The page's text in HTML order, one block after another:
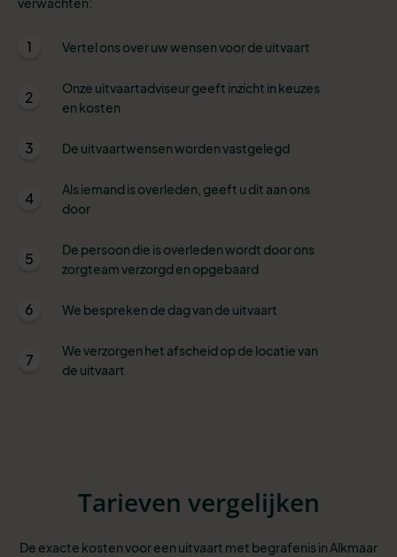
1 Vertel ons over uw wensen voor de uitvaart
2
Onze uitvaartadviseur geeft inzicht in keuzes
en kosten
3 De uitvaartwensen worden vastgelegd
4
Als iemand is overleden, geeft u dit aan ons
door
5
De persoon die is overleden wordt door ons
zorgteam verzorgd en opgebaard
6 We bespreken de dag van de uitvaart
7
We verzorgen het afscheid op de locatie van
de uitvaart
Tarieven vergelijken
De exacte kosten voor een uitvaart met begrafenis in Alkmaar